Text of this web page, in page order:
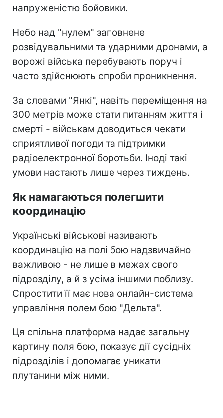
напруженістю бойовики.
Небо над "нулем" заповнене
розвідувальними та ударними дронами, а
ворожі війська перебувають поруч і
часто здійснюють спроби проникнення.
За словами "Янкі", навіть переміщення на
300 метрів може стати питанням життя і
смерті - військам доводиться чекати
сприятливої погоди та підтримки
радіоелектронної боротьби. Іноді такі
умови настають лише через тиждень.
Як намагаються полегшити
координацію
Українські військові називають
координацію на полі бою надзвичайно
важливою - не лише в межах свого
підрозділу, а й з усіма іншими поблизу.
Спростити її має нова онлайн-система
управління полем бою "Дельта".
Ця спільна платформа надає загальну
картину поля бою, показує дії сусідніх
підрозділів і допомагає уникати
плутанини між ними.